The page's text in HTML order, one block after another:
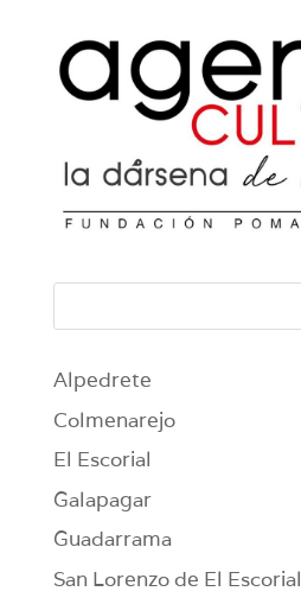
Alpedrete
Colmenarejo
El Escorial
Galapagar
Guadarrama
San Lorenzo de El Escorial